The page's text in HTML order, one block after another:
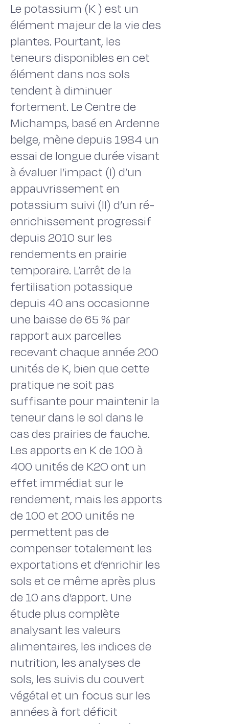
Le potassium (K ) est un
élément majeur de la vie des
plantes. Pourtant, les
teneurs disponibles en cet
élément dans nos sols
tendent à diminuer
fortement. Le Centre de
Michamps, basé en Ardenne
belge, mène depuis 1984 un
essai de longue durée visant
à évaluer l’impact (I) d’un
appauvrissement en
potassium suivi (II) d’un ré-
enrichissement progressif
depuis 2010 sur les
rendements en prairie
temporaire. L’arrêt de la
fertilisation potassique
depuis 40 ans occasionne
une baisse de 65 % par
rapport aux parcelles
recevant chaque année 200
unités de K, bien que cette
pratique ne soit pas
suffisante pour maintenir la
teneur dans le sol dans le
cas des prairies de fauche.
Les apports en K de 100 à
400 unités de K2O ont un
effet immédiat sur le
rendement, mais les apports
de 100 et 200 unités ne
permettent pas de
compenser totalement les
exportations et d’enrichir les
sols et ce même après plus
de 10 ans d’apport. Une
étude plus complète
analysant les valeurs
alimentaires, les indices de
nutrition, les analyses de
sols, les suivis du couvert
végétal et un focus sur les
années à fort déficit